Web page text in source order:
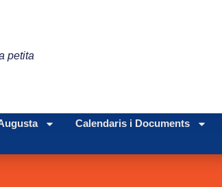
petita
Calendaris i Documents